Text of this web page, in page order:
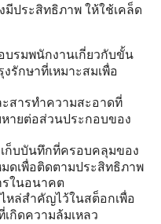
มีประสิทธิภาพ ให้ใช้เคล็ด
บรมพนักงานเกี่ยวกับขั้น
รักษาที่เหมาะสมเพื่อ
สารทำความสะอาดที่
ายต่อส่วนประกอบของ
เก็บบันทึกที่ครอบคลุมของ
ดเพื่อติดตามประสิทธิภาพ
ในอนาคต
หล่สำคัญไว้ในสต็อกเพื่อ
กิดความล้มเหลว